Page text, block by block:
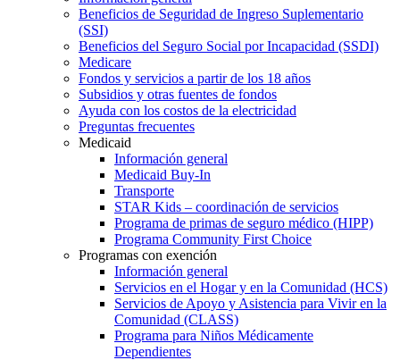
Beneficios de Seguridad de Ingreso Suplementario
(SSI)
Beneficios del Seguro Social por Incapacidad (SSDI)
Medicare
Fondos y servicios a partir de los 18 años
Subsidios y otras fuentes de fondos
Ayuda con los costos de la electricidad
Preguntas frecuentes
Medicaid
Información general
Medicaid Buy-In
Transporte
STAR Kids – coordinación de servicios
Programa de primas de seguro médico (HIPP)
Programa Community First Choice
Programas con exención
Información general
Servicios en el Hogar y en la Comunidad (HCS)
Servicios de Apoyo y Asistencia para Vivir en la
Comunidad (CLASS)
Programa para Niños Médicamente
Dependientes